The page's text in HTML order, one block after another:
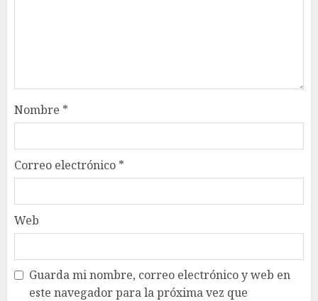
Nombre *
Correo electrónico *
Web
Guarda mi nombre, correo electrónico y web en
este navegador para la próxima vez que